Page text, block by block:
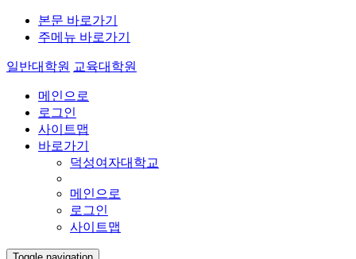
본문 바로가기
주메뉴 바로가기
일반대학원 교육대학원
메인으로
로그인
사이트맵
바로가기
덕성여자대학교
메인으로
로그인
사이트맵